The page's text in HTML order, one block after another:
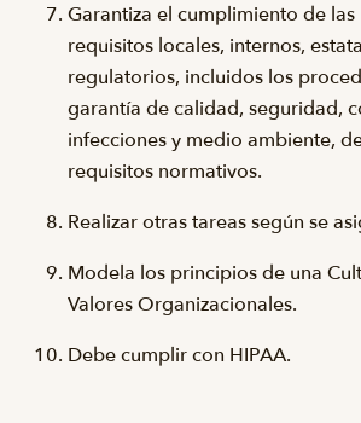
Garantiza el cumplimiento de las
requisitos locales, internos,
regulatorios, incluidos los
garantía de calidad, seguridad,
infecciones y medio ambiente,
requisitos normativos.
Realizar otras tareas según se
Modela los principios de una
Valores Organizacionales.
Debe cumplir con HIPAA.